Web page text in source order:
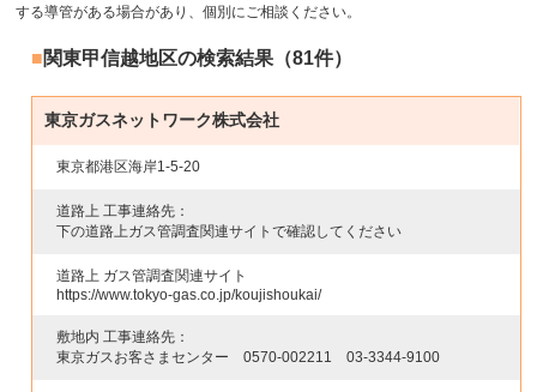
する導管がある場合があり、個別にご相談ください。
関東甲信越地区の検索結果（81件）
東京ガスネットワーク株式会社
東京都港区海岸1-5-20
道路上 工事連絡先：
下の道路上ガス管調査関連サイトで確認してください
道路上 ガス管調査関連サイト
https://www.tokyo-gas.co.jp/koujishoukai/
敷地内 工事連絡先：
東京ガスお客さまセンター0570-002211 03-3344-9100